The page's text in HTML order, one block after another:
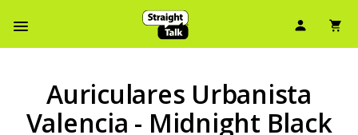
Menú de barra de navegación
Ícono
Auriculares Urbanista
Valencia - Midnight Black